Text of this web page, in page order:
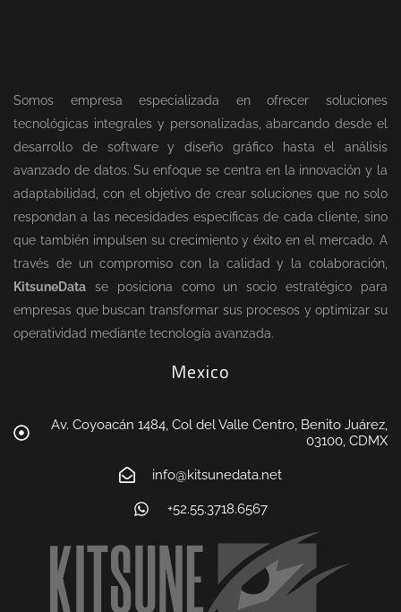
Somos empresa especializada en ofrecer soluciones
tecnológicas integrales y personalizadas, abarcando desde el
desarrollo de software y diseño gráfico hasta el análisis
avanzado de datos. Su enfoque se centra en la innovación y la
adaptabilidad, con el objetivo de crear soluciones que no solo
respondan a las necesidades específicas de cada cliente, sino
que también impulsen su crecimiento y éxito en el mercado. A
través de un compromiso con la calidad y la colaboración,
KitsuneData se posiciona como un socio estratégico para
empresas que buscan transformar sus procesos y optimizar su
operatividad mediante tecnología avanzada.
Mexico
Av. Coyoacán 1484, Col del Valle Centro, Benito Juárez,
03100, CDMX
info@kitsunedata.net
+52.55.3718.6567